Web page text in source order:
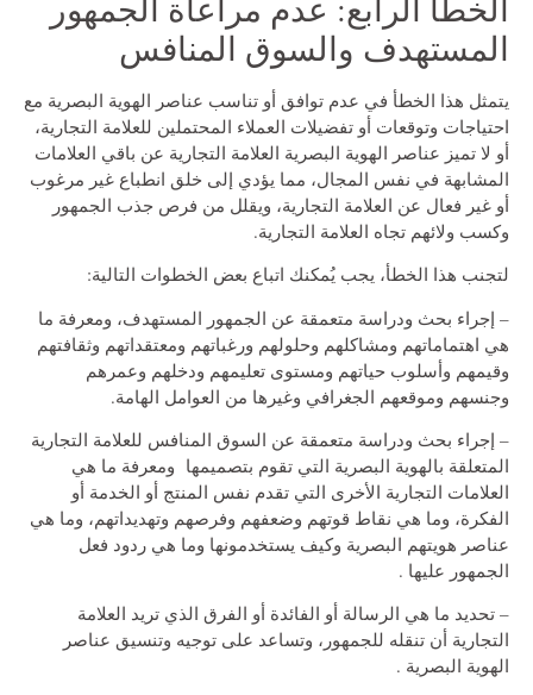
المستهدف والسوق المنافس
يتمثل هذا الخطأ في عدم توافق أو تناسب عناصر الهوية البصرية مع
احتياجات وتوقعات أو تفضيلات العملاء المحتملين للعلامة التجارية،
أو لا تميز عناصر الهوية البصرية العلامة التجارية عن باقي العلامات
المشابهة في نفس المجال، مما يؤدي إلى خلق انطباع غير مرغوب
أو غير فعال عن العلامة التجارية، ويقلل من فرص جذب الجمهور
وكسب ولائهم تجاه العلامة التجارية.
لتجنب هذا الخطأ، يجب يُمكنك اتباع بعض الخطوات التالية:
– إجراء بحث ودراسة متعمقة عن الجمهور المستهدف، ومعرفة ما
هي اهتماماتهم ومشاكلهم وحلولهم ورغباتهم ومعتقداتهم وثقافتهم
وقيمهم وأسلوب حياتهم ومستوى تعليمهم ودخلهم وعمرهم
وجنسهم وموقعهم الجغرافي وغيرها من العوامل الهامة.
– إجراء بحث ودراسة متعمقة عن السوق المنافس للعلامة التجارية
المتعلقة بالهوية البصرية التي تقوم بتصميمها ومعرفة ما هي
العلامات التجارية الأخرى التي تقدم نفس المنتج أو الخدمة أو
الفكرة، وما هي نقاط قوتهم وضعفهم وفرصهم وتهديداتهم، وما هي
عناصر هويتهم البصرية وكيف يستخدمونها وما هي ردود فعل
الجمهور عليها .
– تحديد ما هي الرسالة أو الفائدة أو الفرق الذي تريد العلامة
التجارية أن تنقله للجمهور، وتساعد على توجيه وتنسيق عناصر
الهوية البصرية .